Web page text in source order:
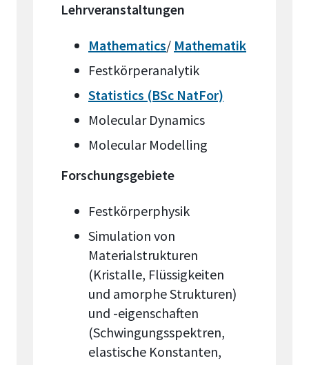
Lehrveranstaltungen
Mathematics/ Mathematik
Festkörperanalytik
Statistics (BSc NatFor)
Molecular Dynamics
Molecular Modelling
Forschungsgebiete
Festkörperphysik
Simulation von
Materialstrukturen
(Kristalle, Flüssigkeiten
und amorphe Strukturen)
und -eigenschaften
(Schwingungsspektren,
elastische Konstanten,